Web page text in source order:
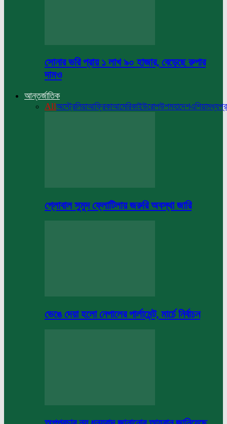
সোনার ভরি প্রায় ১ লাখ ৯০ হাজার, বেড়েছে রুপার
দামও
আন্তর্জাতিক
Allঅস্ট্রেলিয়াআফ্রিকাআমেরিকাইউরোপউপমহাদেশএশিয়া
গ্লোবাল সুমুদ ফ্লোটিলায় জরুরি অবস্থা জারি
ভেঙে দেয়া হলো নেপালের পার্লামেন্ট, মার্চে নির্বাচন